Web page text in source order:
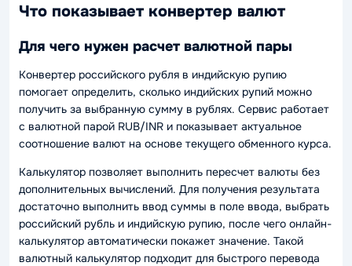
Что показывает конвертер валют
Для чего нужен расчет валютной пары
Конвертер российского рубля в индийскую рупию
помогает определить, сколько индийских рупий можно
получить за выбранную сумму в рублях. Сервис работает
с валютной парой RUB/INR и показывает актуальное
соотношение валют на основе текущего обменного курса.
Калькулятор позволяет выполнить пересчет валюты без
дополнительных вычислений. Для получения результата
достаточно выполнить ввод суммы в поле ввода, выбрать
российский рубль и индийскую рупию, после чего онлайн-
калькулятор автоматически покажет значение. Такой
валютный калькулятор подходит для быстрого перевода